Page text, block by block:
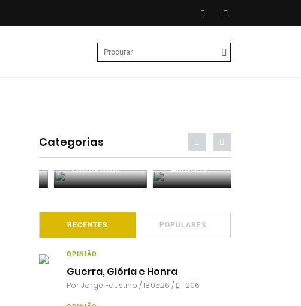
Categorias
Entrevistas Análises
RECENTES POPULARES
OPINIÃO
Guerra, Glória e Honra
PorJorge Faustino / 18.05.26 / 206